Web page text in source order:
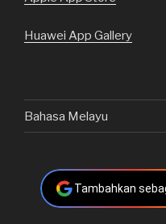
Huawei App Gallery
Bahasa Melayu
Tambahkan